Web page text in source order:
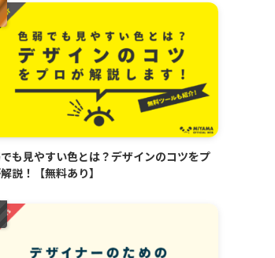
も見やすい色とは？デザインのコツをプ
説！【無料あり】